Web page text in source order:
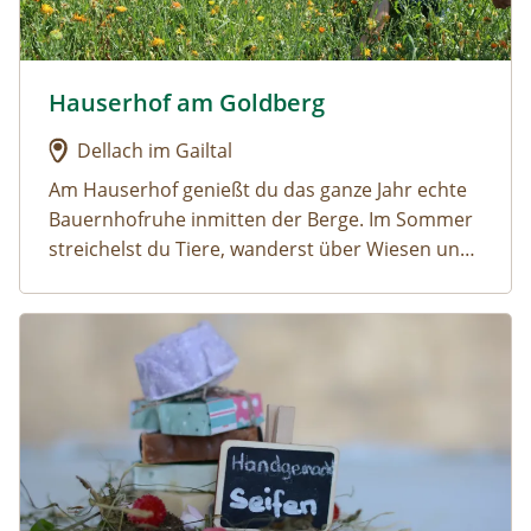
magnificent hotel in Großarl.
Urlaub am Bauernhof: Hauserhof am Goldberg
Hauserhof am Goldberg
Dellach im Gailtal
Am Hauserhof genießt du das ganze Jahr echte
Bauernhofruhe inmitten der Berge. Im Sommer
streichelst du Tiere, wanderst über Wiesen und
Schnee, du ziehst Schwünge auf der Piste und
wärmst dich abends im gemütlichen Hof.
Urlaub am Bauernhof: Panoramahof am Goldberg